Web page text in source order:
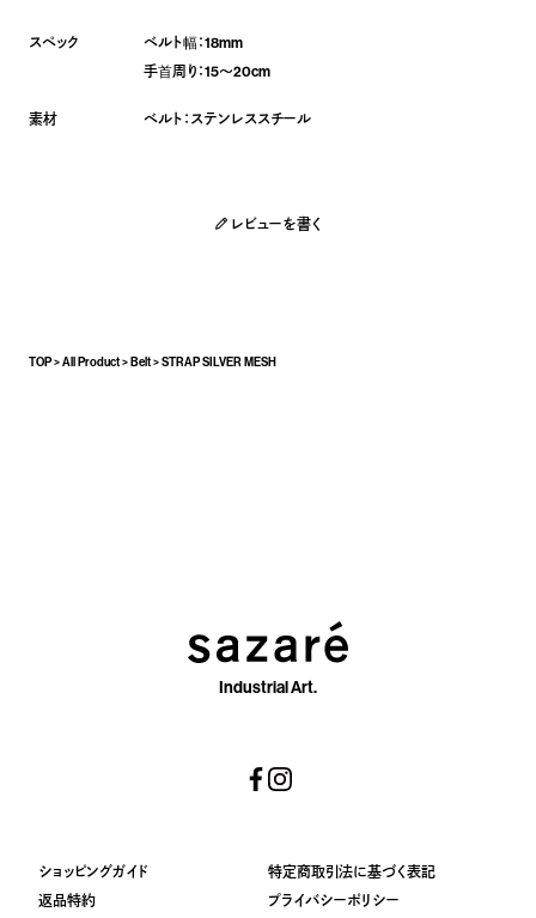
18mm
15～20cm
ステンレススチール
レビューを書く
TOP All Product Belt STRAP SILVER MESH
Industrial Art.
ショッピングガイド
特定商取引法に基づく表記
返品特約
プライバシーポリシー